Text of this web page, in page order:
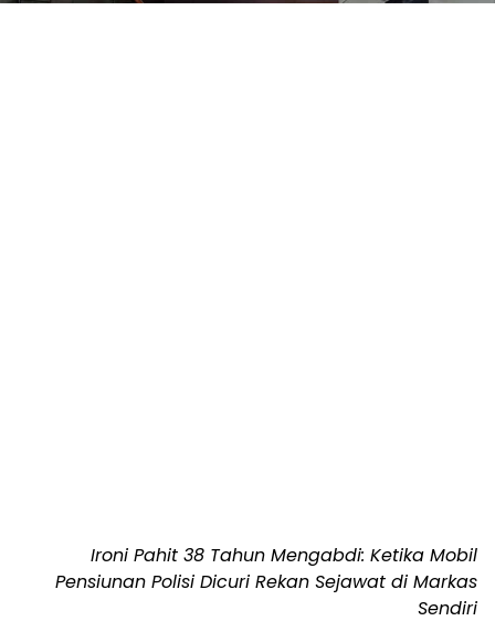
Ironi Pahit 38 Tahun Mengabdi: Ketika Mobil
Pensiunan Polisi Dicuri Rekan Sejawat di Markas
Sendiri